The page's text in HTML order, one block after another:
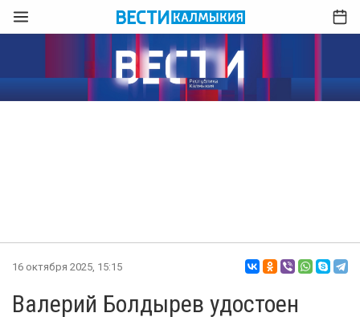
16 октября 2025, 15:15
Валерий Болдырев удостоен